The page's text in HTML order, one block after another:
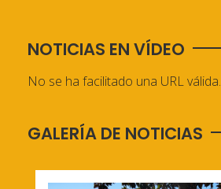
NOTICIAS EN VÍDEO
No se ha facilitado una URL válida.
GALERÍA DE NOTICIAS